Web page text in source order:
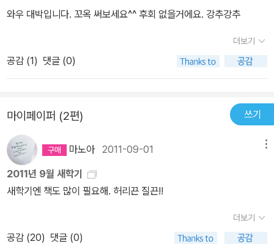
와우 대박입니다. 꼬옥 써보세요^^ 후회 없을거에요. 강추강추
더보기
공감 (1) 댓글 (0)
마이페이퍼 (2편) 쓰기
마노아2011-09-01
2011년 9월 새학기
새학기엔 책도 많이 필요해. 허리끈 질끈!!
더보기
공감 (20) 댓글 (0)